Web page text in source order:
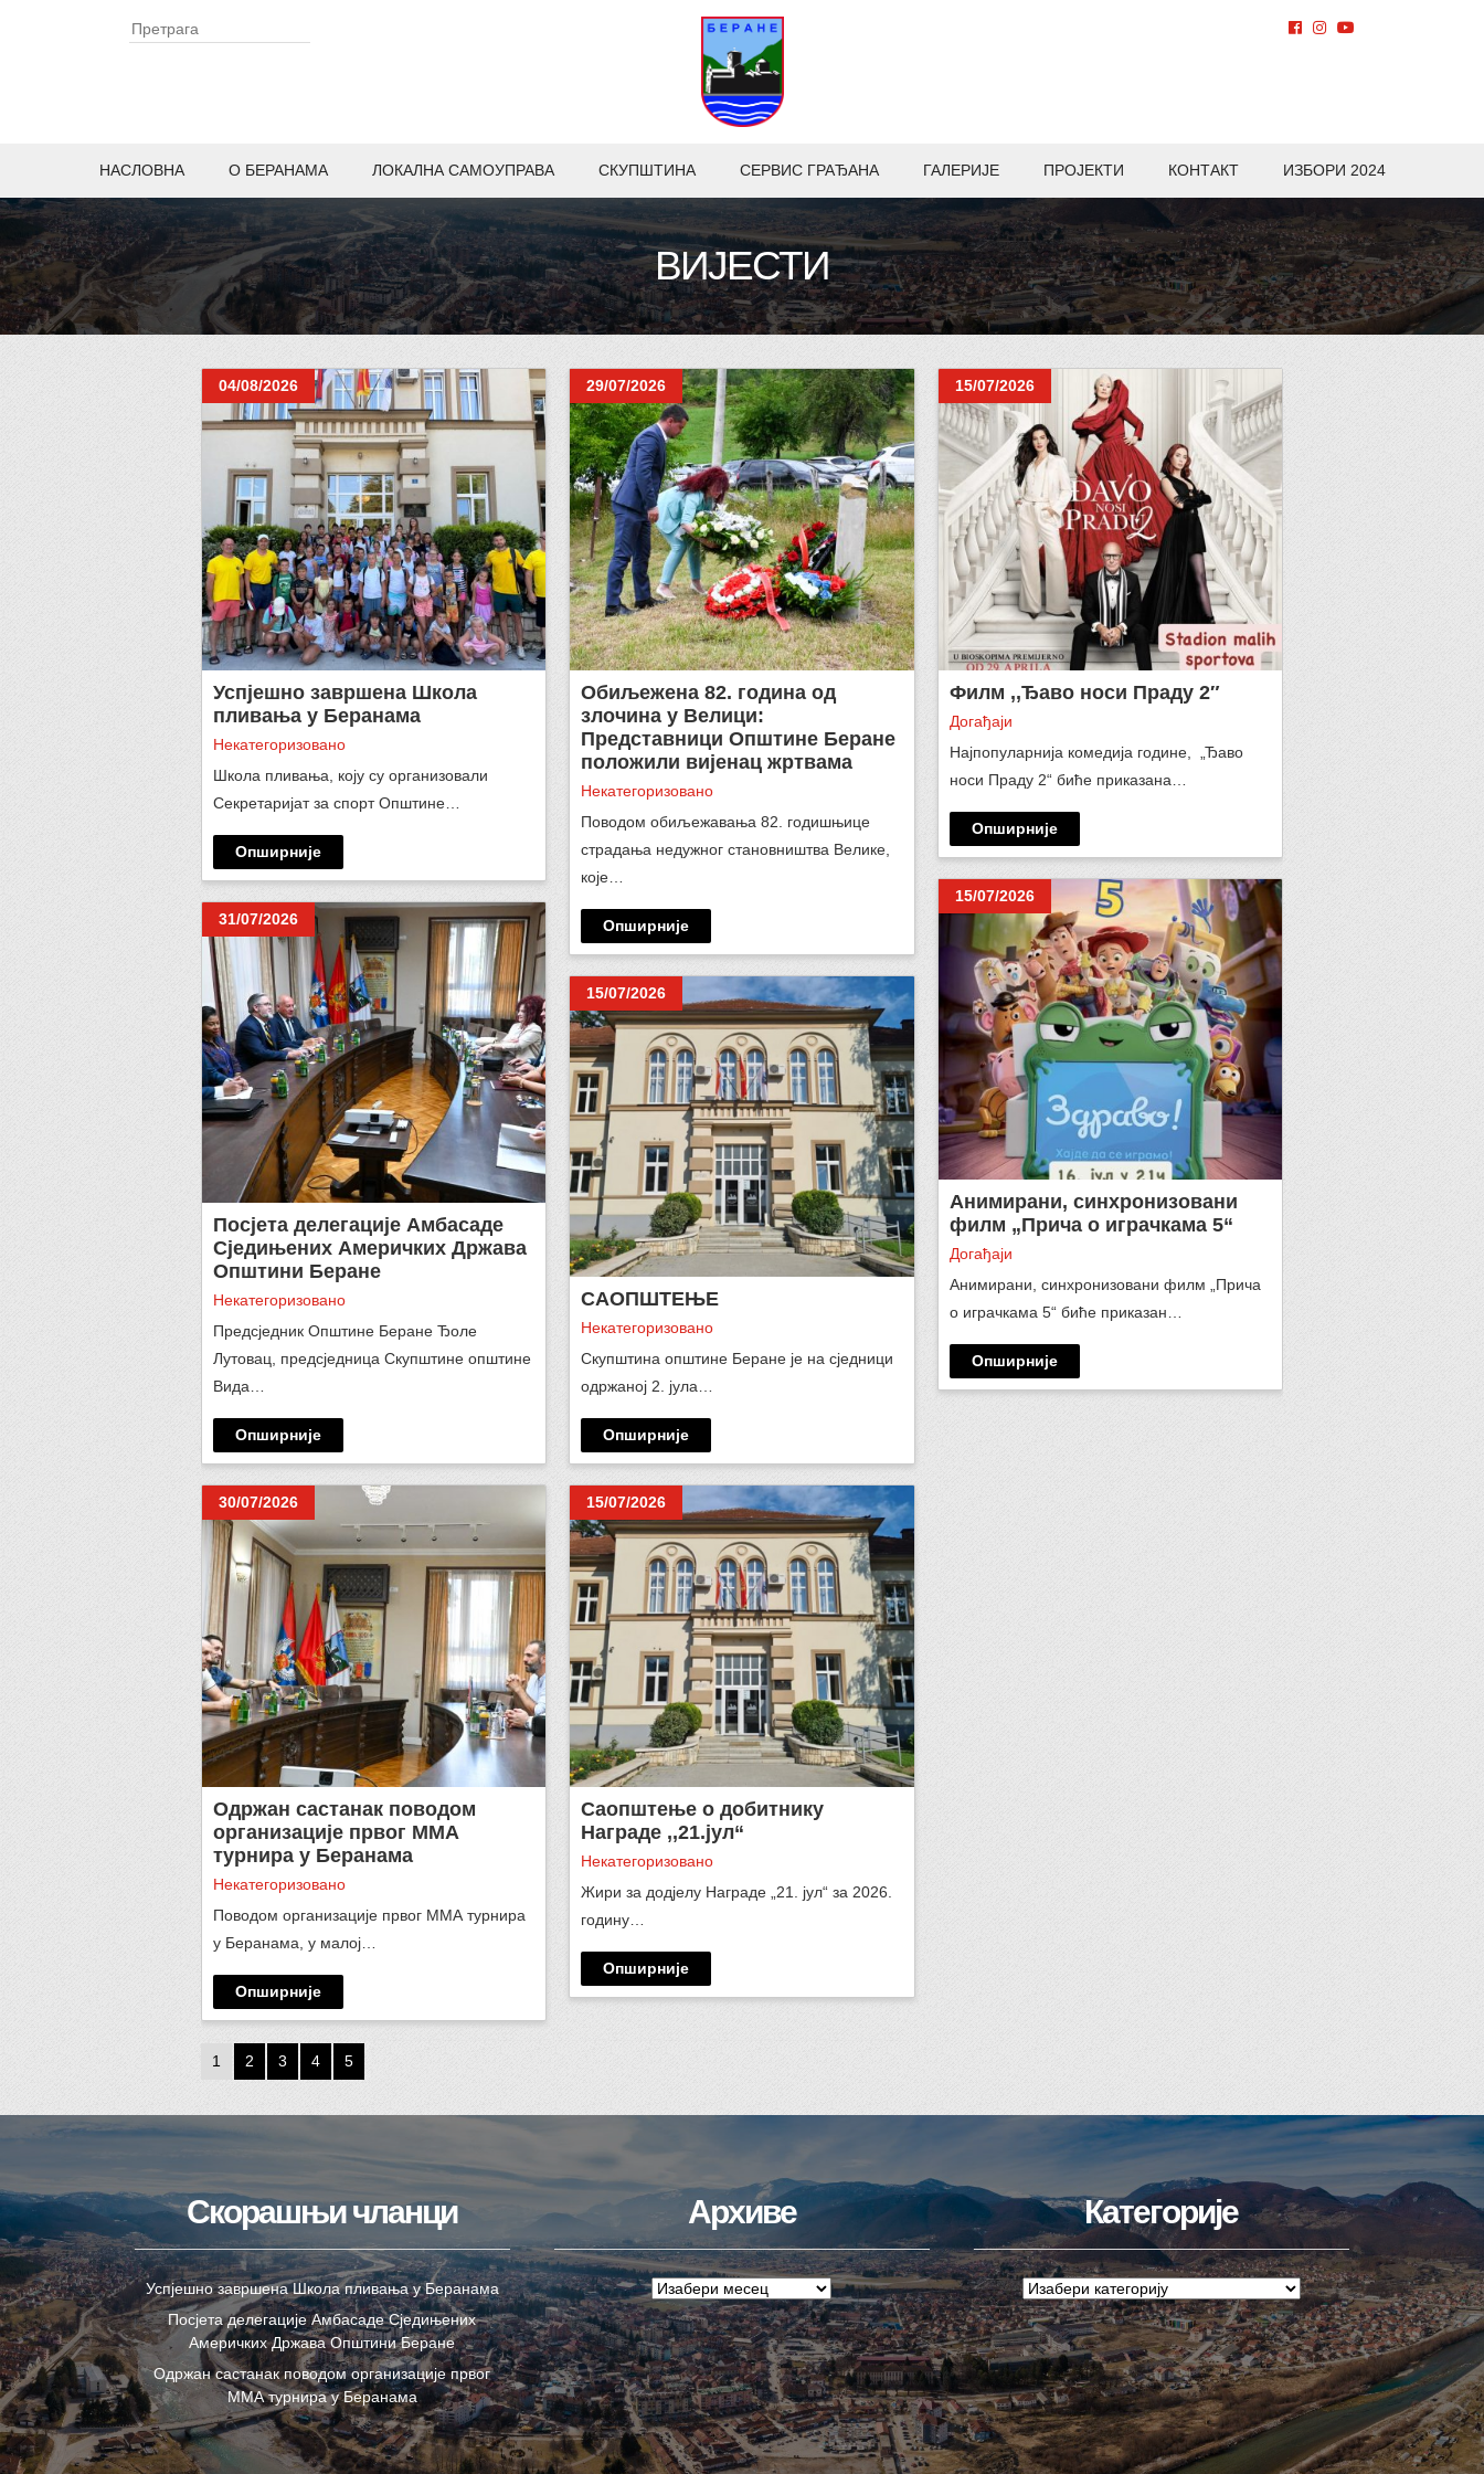
НАСЛОВНА O БЕРАНАМА ЛОКАЛНА САМОУПРАВА СКУПШТИНА СЕРВИС ГРАЂАНА ГАЛЕРИЈЕ ПРОЈЕКТИ КОНТАКТ ИЗБОРИ 2024
ВИЈЕСТИ
04/08/2026
Успјешно завршена Школа
пливања у Беранама
Некатегоризовано
Школа пливања, коју су организовали
Секретаријат за спорт Општине…
Опширније
31/07/2026
Посјета делегације Амбасаде
Сједињених Америчких Држава
Општини Беране
Некатегоризовано
Предсједник Општине Беране Ђоле
Лутовац, предсједница Скупштине општине
Вида…
Опширније
30/07/2026
Одржан састанак поводом
организације првог ММА
турнира у Беранама
Некатегоризовано
Поводом организације првог MMA турнира
у Беранама, у малој…
Опширније
29/07/2026
Oбиљежена 82. година од
злочина у Велици:
Представници Општине Беране
положили вијенац жртвама
Некатегоризовано
Поводом обиљежавања 82. годишњице
страдања недужног становништва Велике,
које…
Опширније
15/07/2026
САОПШТЕЊЕ
Некатегоризовано
Скупштина општине Беране је на сједници
одржаној 2. јула…
Опширније
15/07/2026
Саопштење о добитнику
Награде ,,21.јул“
Некатегоризовано
Жири за додјелу Награде „21. јул“ за 2026.
годину…
Опширније
15/07/2026
Филм ,,Ђаво носи Праду 2″
Догађаји
Најпопуларнија комедија године, „Ђаво
носи Праду 2“ биће приказана…
Опширније
15/07/2026
Анимирани, синхронизовани
филм „Прича о играчкама 5“
Догађаји
Анимирани, синхронизовани филм „Прича
о играчкама 5“ биће приказан…
Опширније
1 2 3 4 5
Скорашњи чланци
Успјешно завршена Школа пливања у Беранама
Посјета делегације Амбасаде Сједињених
Америчких Држава Општини Беране
Одржан састанак поводом организације првог
ММА турнира у Беранама
Архиве Категорије